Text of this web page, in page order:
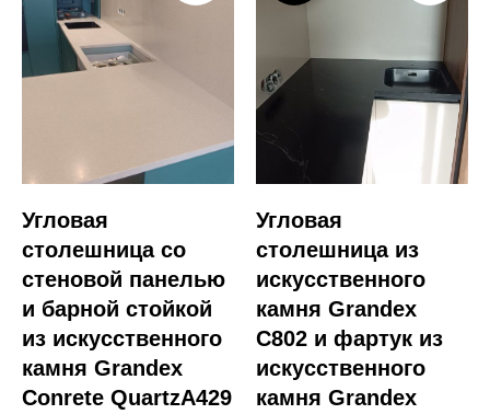
Угловая
столешница со
стеновой панелью
и барной стойкой
из искусственного
камня Grandex
Conrete QuartzA429
Угловая
столешница из
искусственного
камня Grandex
C802 и фартук из
искусственного
камня Grandex